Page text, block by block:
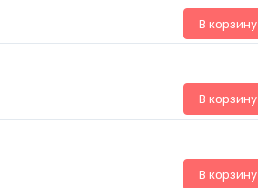
В корзину
В корзину
В корзину